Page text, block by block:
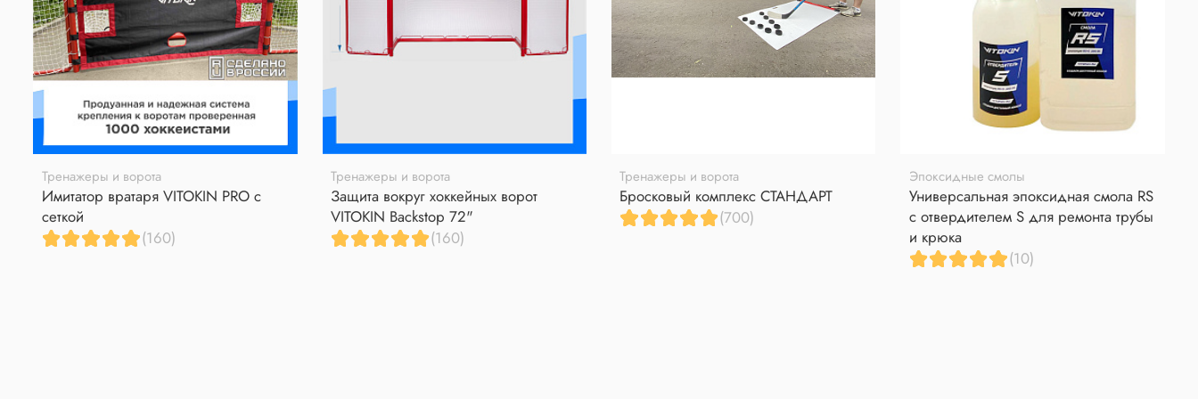
Тренажеры и ворота
Имитатор вратаря VITOKIN PRO с
сеткой
(160)
Тренажеры и ворота
Защита вокруг хоккейных ворот
VITOKIN Backstop 72"
(160)
Тренажеры и ворота
Бросковый комплекс СТАНДАРТ
(700)
Эпоксидные смолы
Универсальная эпоксидная смола RS
с отвердителем S для ремонта трубы
и крюка
(10)